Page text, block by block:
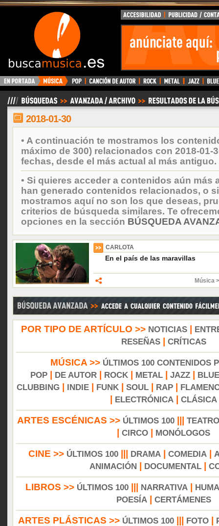
BuscaMusica.es
2018-01-30
• A continuación te mostramos los
máximo de 300) relacionados con 2018-01-
fechas, desde el más actual al más antiguo.
• Si quieres acceder a contenidos aún más
han generado contenidos relacionados, o
mostramos aquí no son los que deseas,
criterios de búsqueda similares. Te
opciones en la sección BÚSQUEDA
CARLOTA
En el país de las maravillas
Música
POR TIPO DE ARTÍCULO >> NOTICIAS|
RESEÑAS| CRÍTICAS
MÚSICA >> ÚLTIMOS 100 CONTENIDOS
POP
DE AUTOR ROCK METAL JAZZ
CLUBBING
INDIE FUNK SOUL RAP
ELECTRÓNICA CLÁSICA
ARTES ESCÉNICAS >> ÚLTIMOS 100||| TEATRO
CIRCO MONÓLOGOS
CINE >> ÚLTIMOS 100 DRAMA COMEDIA
ANIMACIÓN
DOCUMENTAL|
LIBROS >> ÚLTIMOS 100 NARRATIVA
POESÍA| CERTÁMENES
ARTES PLÁSTICAS >> ÚLTIMOS 100 FOTO